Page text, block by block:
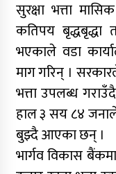
सुरक्षा भत्ता
कतिपय
भएकाले वडा
माग गरिन् ।
भत्ता उपलब्ध
हाल ३ सय ८४ जनाले
बुझ्दै आएका छन् ।
भार्गव विकास